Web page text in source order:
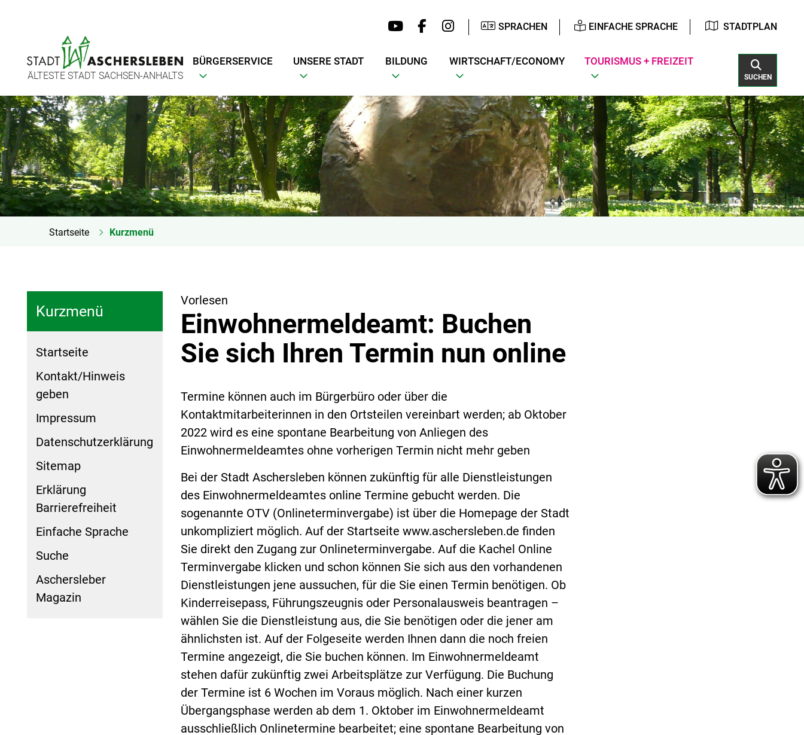
SPRACHEN EINFACHE SPRACHE STADTPLAN
ÄLTESTE STADT SACHSEN-ANHALTS
BÜRGERSERVICE UNSERE STADT BILDUNG WIRTSCHAFT/ECONOMY TOURISMUS + FREIZEIT
SUCHEN
Startseite Kurzmenü
Kurzmenü
Startseite
Kontakt/Hinweis
geben
Impressum
Datenschutzerklärung
Sitemap
Erklärung
Barrierefreiheit
Einfache Sprache
Suche
Aschersleber
Magazin
Vorlesen
Einwohnermeldeamt: Buchen
Sie sich Ihren Termin nun online
Termine können auch im Bürgerbüro oder über die
Kontaktmitarbeiterinnen in den Ortsteilen vereinbart werden; ab Oktober
2022 wird es eine spontane Bearbeitung von Anliegen des
Einwohnermeldeamtes ohne vorherigen Termin nicht mehr geben
Bei der Stadt Aschersleben können zukünftig für alle Dienstleistungen
des Einwohnermeldeamtes online Termine gebucht werden. Die
sogenannte OTV (Onlineterminvergabe) ist über die Homepage der Stadt
unkompliziert möglich. Auf der Startseite www.aschersleben.de finden
Sie direkt den Zugang zur Onlineterminvergabe. Auf die Kachel Online
Terminvergabe klicken und schon können Sie sich aus den vorhandenen
Dienstleistungen jene aussuchen, für die Sie einen Termin benötigen. Ob
Kinderreisepass, Führungszeugnis oder Personalausweis beantragen –
wählen Sie die Dienstleistung aus, die Sie benötigen oder die jener am
ähnlichsten ist. Auf der Folgeseite werden Ihnen dann die noch freien
Termine angezeigt, die Sie buchen können. Im Einwohnermeldeamt
stehen dafür zukünftig zwei Arbeitsplätze zur Verfügung. Die Buchung
der Termine ist 6 Wochen im Voraus möglich. Nach einer kurzen
Übergangsphase werden ab dem 1. Oktober im Einwohnermeldeamt
ausschließlich Onlinetermine bearbeitet; eine spontane Bearbeitung von